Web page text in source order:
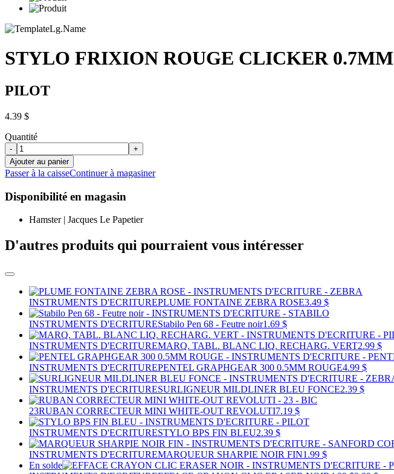
STYLO FRIXION ROUGE CLICKER 0.7MM
PILOT
4.39 $
Quantité
-
+
Ajouter au panier
Passer à la caisseContinuer à magasiner
Disponibilité en magasin
Hamster | Jacques Le Papetier
D'autres produits qui pourraient vous intéresser
INSTRUMENTS D'ECRITUREPLUME FONTAINE ZEBRA ROSE3.49 $
INSTRUMENTS D'ECRITUREStabilo Pen 68 - Feutre noir1.69 $
INSTRUMENTS D'ECRITUREMARQ. TABL. BLANC LIQ. RECHARG. VERT2.99 $
INSTRUMENTS D'ECRITUREPENTEL GRAPHGEAR 300 0.5MM ROUGE4.99 $
INSTRUMENTS D'ECRITURESURLIGNEUR MILDLINER BLEU FONCE2.39 $
23RUBAN CORRECTEUR MINI WHITE-OUT REVOLUTI7.19 $
INSTRUMENTS D'ECRITURESTYLO BPS FIN BLEU2.39 $
INSTRUMENTS D'ECRITUREMARQUEUR SHARPIE NOIR FIN1.99 $
En solde